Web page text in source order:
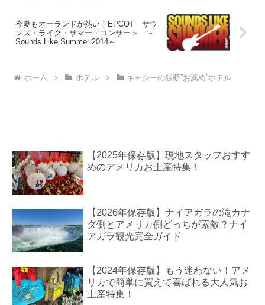
今夏もオーランドが熱い！EPCOT サウ
ンズ・ライク・サマー・コンサート ～
Sounds Like Summer 2014～
ホーム ホテル キャシーの独断”お薦め”ホテル
【2025年保存版】現地スタッフおすす
めのアメリカお土産特集！
【2026年保存版】ナイアガラの滝カナ
ダ側とアメリカ側どっちが素敵？ナイ
アガラ観光完全ガイド
【2024年保存版】もう迷わない！アメ
リカで簡単に買えて喜ばれる大人気お
土産特集！